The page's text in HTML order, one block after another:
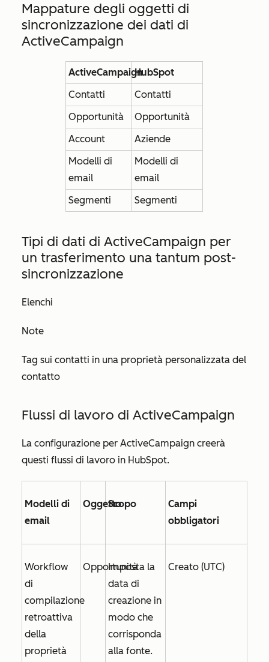
Mappature degli oggetti di
sincronizzazione dei dati di
ActiveCampaign
ActiveCampaignHubSpot
Contatti
Contatti
Opportunità
Opportunità
Account
Aziende
Modelli di
email
Modelli di
email
Segmenti
Segmenti
Tipi di dati di ActiveCampaign per
un trasferimento una tantum post-
sincronizzazione
Elenchi
Note
Tag sui contatti in una proprietà personalizzata del
contatto
Flussi di lavoro di ActiveCampaign
La configurazione per ActiveCampaign creerà
questi flussi di lavoro in HubSpot.
Modelli di
email
OggettoScopo
Campi
obbligatori
Workflow
di
compilazione
retroattiva
della
proprietà
Opportunità
Imposta la
data di
creazione in
modo che
corrisponda
alla fonte.
Creato (UTC)